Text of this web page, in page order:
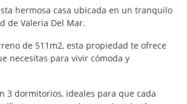
hermosa casa ubicada en un tranquilo
de Valeria Del Mar.
de 511m2, esta propiedad te ofrece
necesitas para vivir cómoda y
3 dormitorios, ideales para que cada